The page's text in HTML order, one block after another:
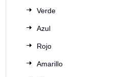
Verde
Azul
Rojo
Amarillo